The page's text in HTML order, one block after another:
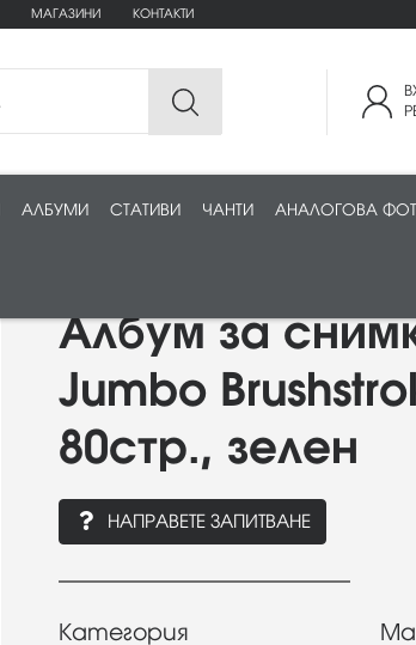
МАГАЗИНИ КОНТАКТИ
АЛБУМИ СТАТИВИ ЧАНТИ АНАЛОГОВА
Албум за
Jumbo
80стр., зелен
НАПРАВЕТЕ ЗАПИТВАНЕ
Категория